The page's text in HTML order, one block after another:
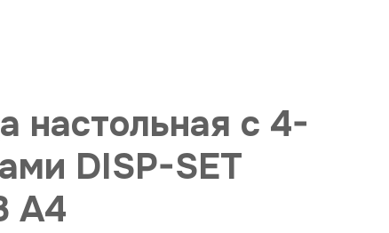
настольная с 4-
DISP-SET
A4